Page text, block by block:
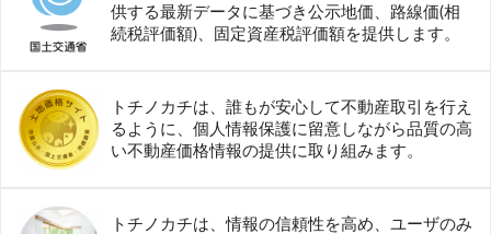
供する最新データに基づき公示地価、路線価(相
続税評価額)、固定資産税評価額を提供します。
トチノカチは、誰もが安心して不動産取引を行え
るように、個人情報保護に留意しながら品質の高
い不動産価格情報の提供に取り組みます。
トチノカチは、情報の信頼性を高め、ユーザのみ